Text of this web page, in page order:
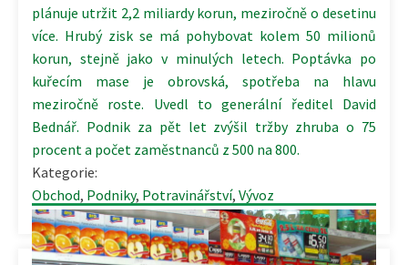
plánuje utržit 2,2 miliardy korun, meziročně o desetinu
více. Hrubý zisk se má pohybovat kolem 50 milionů
korun, stejně jako v minulých letech. Poptávka po
kuřecím mase je obrovská, spotřeba na hlavu
meziročně roste. Uvedl to generální ředitel David
Bednář. Podnik za pět let zvýšil tržby zhruba o 75
procent a počet zaměstnanců z 500 na 800.
Kategorie:
Obchod, Podniky, Potravinářství, Vývoz